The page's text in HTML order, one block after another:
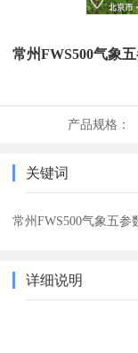
常州FWS500气象
产品规格：
关键词
常州FWS500气象五参
详细说明